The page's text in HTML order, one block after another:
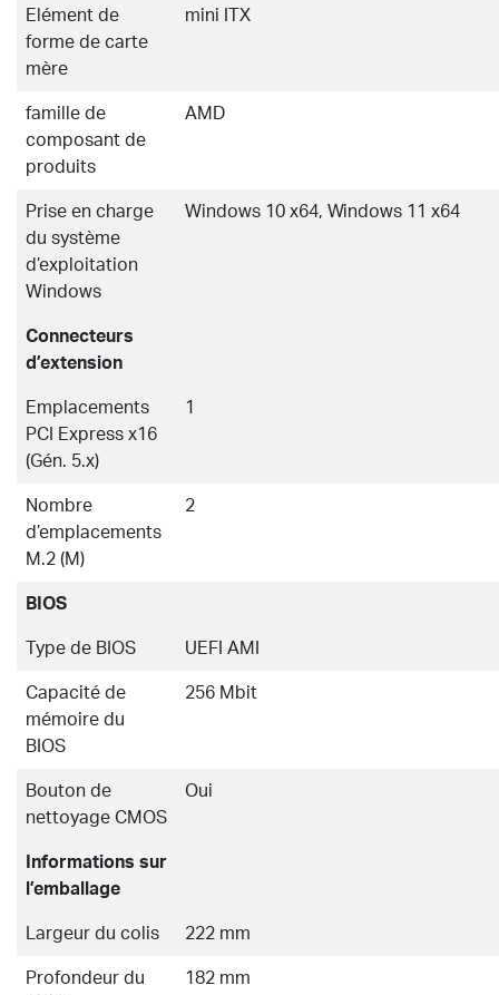
Elément de
forme de carte
mère
mini ITX
famille de
composant de
produits
AMD
Prise en charge
du système
d’exploitation
Windows
Windows 10 x64, Windows 11 x64
Connecteurs
d’extension
Emplacements
PCI Express x16
(Gén. 5.x)
1
Nombre
d’emplacements
M.2 (M)
2
BIOS
Type de BIOS UEFI AMI
Capacité de
mémoire du
BIOS
256 Mbit
Bouton de
nettoyage CMOS
Oui
Informations sur
l’emballage
Largeur du colis 222 mm
Profondeur du
182 mm